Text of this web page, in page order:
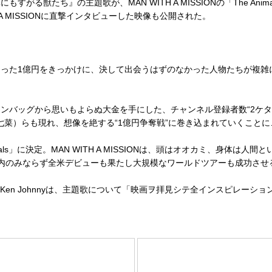
すがる獣たち』の主題歌が、MAN WITH A MISSIONの「The
に直撃インタビューした映像も公開された。
1億円をきっかけに、決して出会うはずのなかった人物たちが複雑
ッグから思いもよらぬ大金を手にした、チャンネル登録者数“2ケ
菜）らも現れ、想像を絶する“1億円争奪戦”に巻き込まれていくこと
に決定。MAN WITH A MISSIONは、頭はオオカミ、身体は人間
みならず全米デビューも果たし大規模なワールドツアーも成功さ
Johnnyは、主題歌について「映画ヲ拝見シテ全インスピレーショ